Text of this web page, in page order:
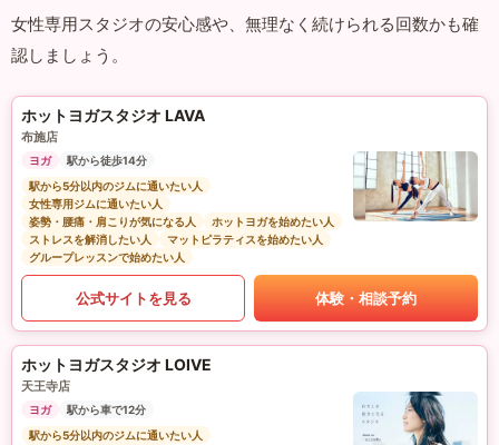
女性専用スタジオの安心感や、無理なく続けられる回数かも確
認しましょう。
ホットヨガスタジオ LAVA
布施店
ヨガ
駅から徒歩14分
駅から5分以内のジムに通いたい人
女性専用ジムに通いたい人
姿勢・腰痛・肩こりが気になる人
ホットヨガを始めたい人
ストレスを解消したい人
マットピラティスを始めたい人
グループレッスンで始めたい人
公式サイトを見る 体験・相談予約
ホットヨガスタジオ LOIVE
天王寺店
ヨガ
駅から車で12分
駅から5分以内のジムに通いたい人